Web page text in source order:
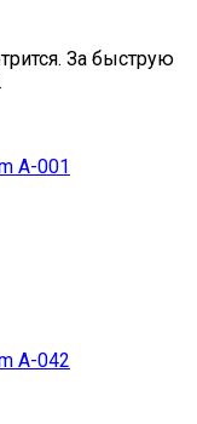
За быструю
A-001
A-042